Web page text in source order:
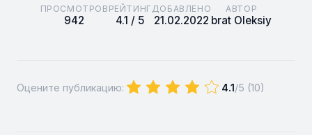
ПРОСМОТРОВ
942
РЕЙТИНГ
4.1 / 5
ДОБАВЛЕНО
21.02.2022
АВТОР
brat Oleksiy
Оцените публикацию: 4.1/5 (10)